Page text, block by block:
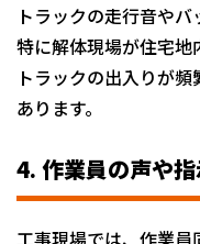
トラックの走行音やバ
特に解体現場が住宅
トラックの出入りが
あります。
4. 作業員の声や
工事現場では、作業